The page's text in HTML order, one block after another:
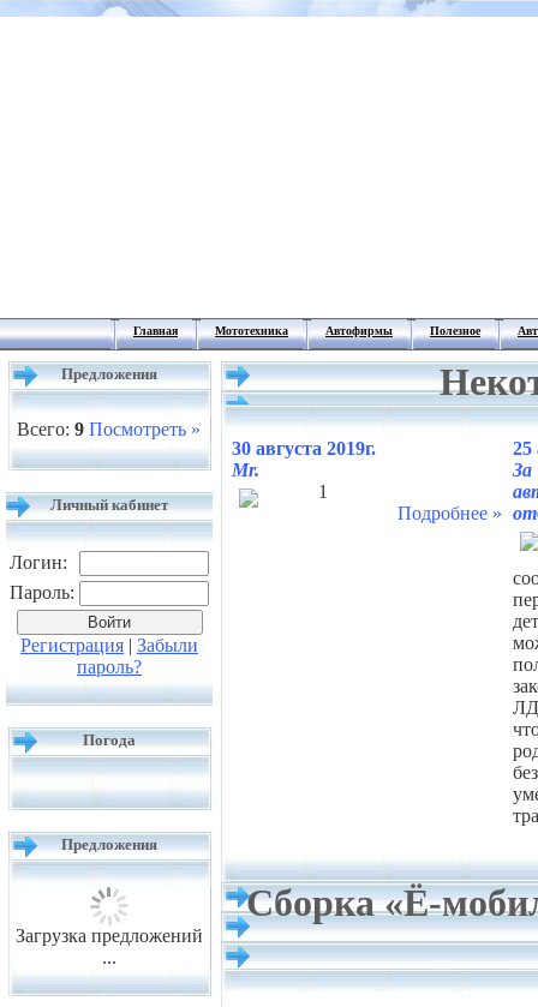
Главная Мототехника Автофирмы Полезное
Предложения
Всего: 9 Посмотреть »
Личный кабинет
Логин:
Пароль:
Регистрация | Забыли
пароль?
Погода
Предложения
Загрузка предложений
...
30 августа 2019г.
Mr.
1
Подробнее »
25
Сборка «Ё-